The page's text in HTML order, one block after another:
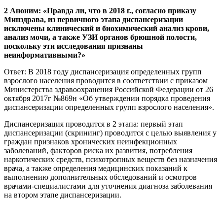
2 Аноним: «Правда ли, что в 2018 г., согласно приказу
Минздрава, из первичного этапа диспансеризации
исключены клинический и биохимический анализ крови,
анализ мочи, а также УЗИ органов брюшной полости,
поскольку эти исследования признаны
неинформативными?»
Ответ: В 2018 году диспансеризация определенных групп
взрослого населения проводится в соответствии с приказом
Министерства здравоохранения Российской Федерации от 26
октября 2017г №869н «Об утверждении порядка проведения
диспансеризации определенных групп взрослого населения».
Диспансеризация проводится в 2 этапа: первый этап
диспансеризации (скрининг) проводится с целью выявления у
граждан признаков хронических неинфекционных
заболеваний, факторов риска их развития, потребления
наркотических средств, психотропных веществ без назначения
врача, а также определения медицинских показаний к
выполнению дополнительных обследований и осмотров
врачами-специалистами для уточнения диагноза заболевания
на втором этапе диспансеризации.